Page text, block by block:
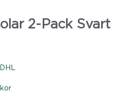
2-Pack Svart